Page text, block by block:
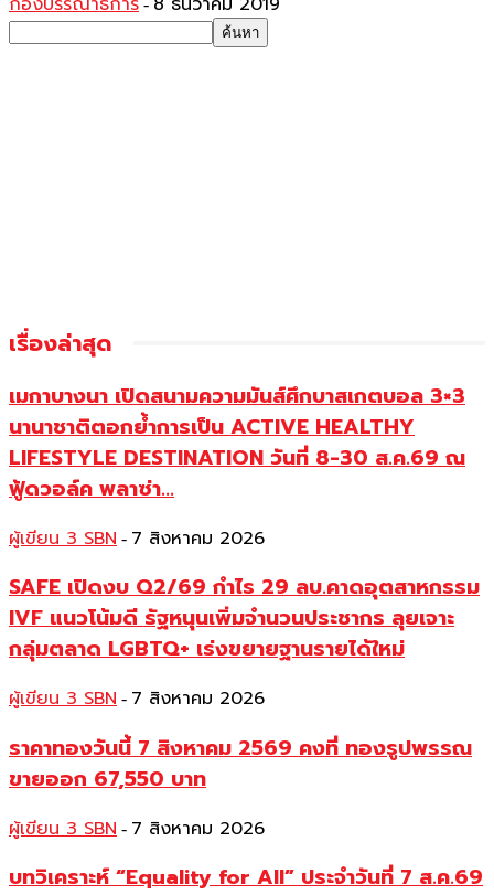
-
เรื่องล่าสุด
เมกาบางนา เปิดสนามความมันส์ศึกบาสเกตบอล 3×3
นานาชาติตอกย้ำการเป็น ACTIVE HEALTHY
LIFESTYLE DESTINATION วันที่ 8-30 ส.ค.69 ณ
ฟู้ดวอล์ค พลาซ่า...
ผู้เขียน 3 SBN - 7 สิงหาคม 2026
SAFE เปิดงบ Q2/69 กำไร 29 ลบ.คาดอุตสาหกรรม
IVF แนวโน้มดี รัฐหนุนเพิ่มจำนวนประชากร ลุยเจาะ
กลุ่มตลาด LGBTQ+ เร่งขยายฐานรายได้ใหม่
ผู้เขียน 3 SBN - 7 สิงหาคม 2026
ราคาทองวันนี้ 7 สิงหาคม 2569 คงที่ ทองรูปพรรณ
ขายออก 67,550 บาท
ผู้เขียน 3 SBN - 7 สิงหาคม 2026
บทวิเคราะห์ “Equality for All” ประจำวันที่ 7 ส.ค.69